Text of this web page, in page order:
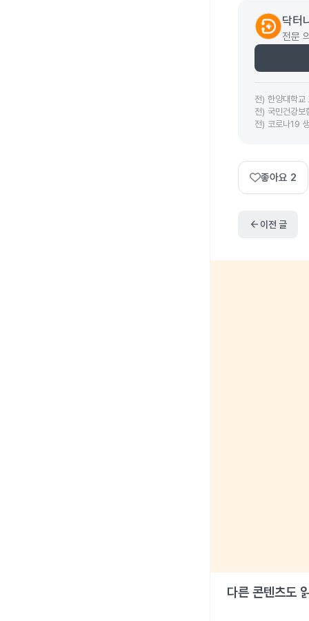
닥터
전문
전) 한양대학교
전) 국민건강보
전) 코로나19
좋아요 2
arrow_back이전 글
다른 콘텐츠도